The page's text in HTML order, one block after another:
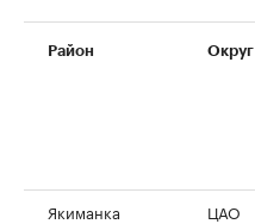
Район Округ
Якиманка ЦАО